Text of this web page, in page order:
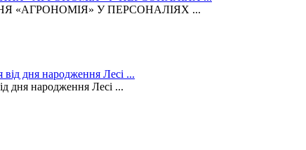
«АГРОНОМІЯ» У ПЕРСОНАЛІЯХ ...
дня народження Лесі ...